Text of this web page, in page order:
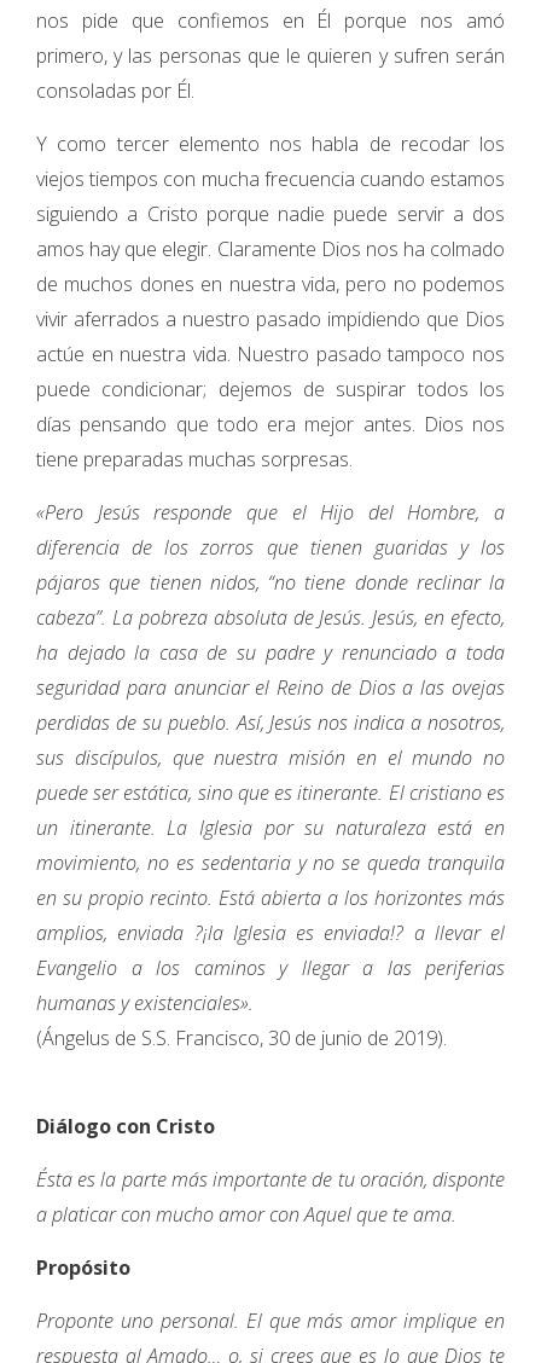
nos pide que confiemos en Él porque nos amó
primero, y las personas que le quieren y sufren serán
consoladas por Él.
Y como tercer elemento nos habla de recodar los
viejos tiempos con mucha frecuencia cuando estamos
siguiendo a Cristo porque nadie puede servir a dos
amos hay que elegir. Claramente Dios nos ha colmado
de muchos dones en nuestra vida, pero no podemos
vivir aferrados a nuestro pasado impidiendo que Dios
actúe en nuestra vida. Nuestro pasado tampoco nos
puede condicionar; dejemos de suspirar todos los
días pensando que todo era mejor antes. Dios nos
tiene preparadas muchas sorpresas.
«Pero Jesús responde que el Hijo del Hombre, a
diferencia de los zorros que tienen guaridas y los
pájaros que tienen nidos, “no tiene donde reclinar la
cabeza”. La pobreza absoluta de Jesús. Jesús, en efecto,
ha dejado la casa de su padre y renunciado a toda
seguridad para anunciar el Reino de Dios a las ovejas
perdidas de su pueblo. Así, Jesús nos indica a nosotros,
sus discípulos, que nuestra misión en el mundo no
puede ser estática, sino que es itinerante. El cristiano es
un itinerante. La Iglesia por su naturaleza está en
movimiento, no es sedentaria y no se queda tranquila
en su propio recinto. Está abierta a los horizontes más
amplios, enviada ?¡la Iglesia es enviada!? a llevar el
Evangelio a los caminos y llegar a las periferias
humanas y existenciales».
(Ángelus de S.S. Francisco, 30 de junio de 2019).
Diálogo con Cristo
Ésta es la parte más importante de tu oración, disponte
a platicar con mucho amor con Aquel que te ama.
Propósito
Proponte uno personal. El que más amor implique en
respuesta al Amado… o, si crees que es lo que Dios te